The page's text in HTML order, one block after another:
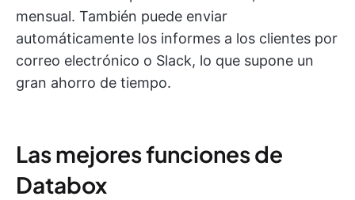
mensual. También puede enviar
automáticamente los informes a los clientes por
correo electrónico o Slack, lo que supone un
gran ahorro de tiempo.
Las mejores funciones de
Databox